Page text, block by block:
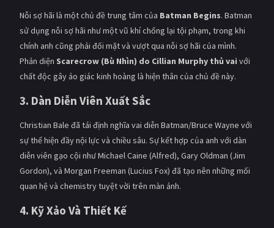
Nỗi sợ hãi là một chủ đề trung tâm của Batman Begins. Batman
sử dụng nỗi sợ hãi như một vũ khí chống lại tội phạm, trong khi
chính anh cũng phải đối mặt và vượt qua nỗi sợ hãi của mình.
Phản diện Scarecrow (Bù Nhìn) do Cillian Murphy thủ vai với
chất độc gây ảo giác kinh hoàng là hiện thân của chủ đề này.
3. Dàn Diễn Viên Xuất Sắc
Christian Bale đã tái định nghĩa vai diễn Batman/Bruce Wayne với
sự thể hiện đầy nội lực và chiều sâu. Sự kết hợp của anh với dàn
diễn viên gạo cội như Michael Caine (Alfred), Gary Oldman (Jim
Gordon), và Morgan Freeman (Lucius Fox) đã tạo nên những mối
quan hệ và chemistry tuyệt vời trên màn ảnh.
4. Kỹ Xảo Và Thiết Kế